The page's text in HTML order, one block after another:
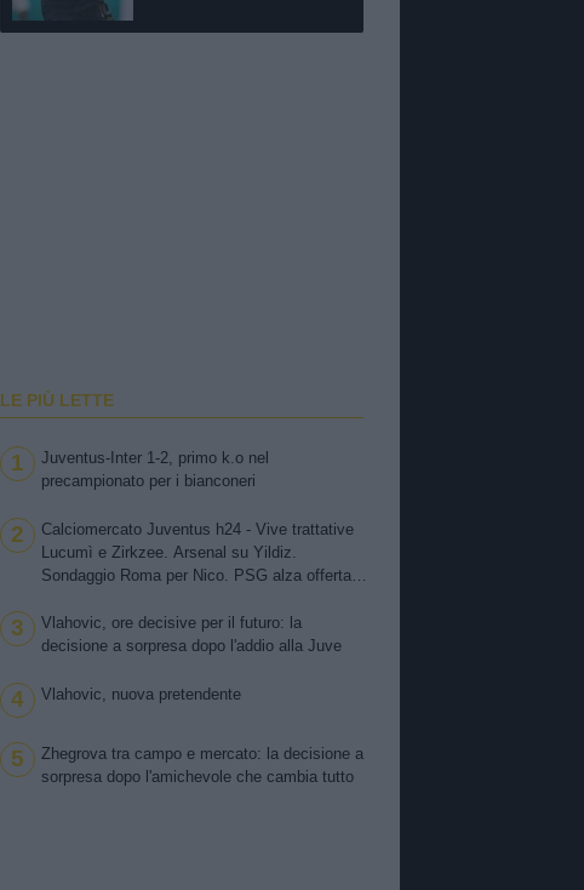
LE PIÙ LETTE
1
Juventus-Inter 1-2, primo k.o nel
precampionato per i bianconeri
2
Calciomercato Juventus h24 - Vive trattative
Lucumì e Zirkzee. Arsenal su Yildiz.
Sondaggio Roma per Nico. PSG alza offerta
Zhegrova non vuole partire. Sorloth sul
mercato. Vlahovic, nuova pretendente
3
Vlahovic, ore decisive per il futuro: la
decisione a sorpresa dopo l'addio alla Juve
4 Vlahovic, nuova pretendente
5
Zhegrova tra campo e mercato: la decisione a
sorpresa dopo l'amichevole che cambia tutto